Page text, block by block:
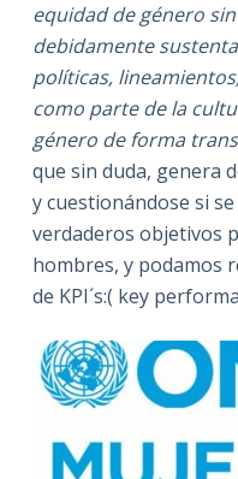
equidad de género
debidamente
políticas,
como parte de la
género de forma
que sin duda, genera
y cuestionándose si
verdaderos objetivos
hombres, y podamos
de KPI´s:( key